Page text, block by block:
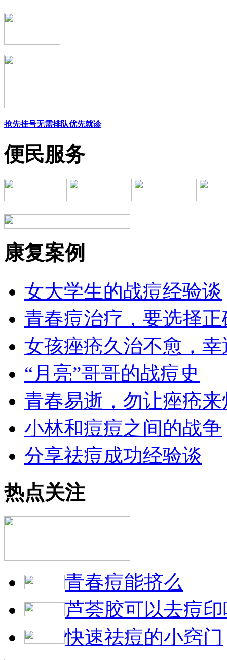
抢先挂号无需排队优先就诊
便民服务
康复案例
女大学生的战痘经验谈
青春痘治疗，要选择
女孩痤疮久治不愈，
“月亮”哥哥的战痘史
青春易逝，勿让痤疮来
小林和痘痘之间的战争
分享祛痘成功经验谈
热点关注
青春痘能挤么
芦荟胶可以去痘
快速祛痘的小窍门